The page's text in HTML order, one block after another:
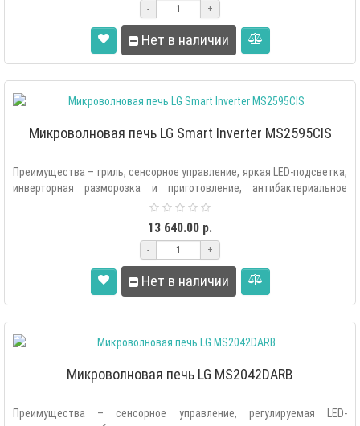
- +
Нет в наличии
Микроволновая печь LG Smart Inverter MS2595CIS
Преимущества – гриль, сенсорное управление, яркая LED-подсветка,
инверторная разморозка и приготовление, антибактериальное
13 640.00 р.
- +
Нет в наличии
Микроволновая печь LG MS2042DARB
Преимущества – сенсорное управление, регулируемая LED-